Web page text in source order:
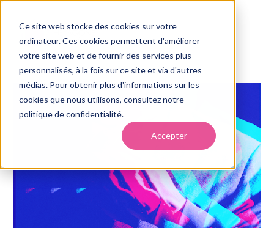
Ce site web stocke des cookies sur votre
ordinateur. Ces cookies permettent d'améliorer
votre site web et de fournir des services plus
personnalisés, à la fois sur ce site et via d'autres
médias. Pour obtenir plus d'informations sur les
cookies que nous utilisons, consultez notre
politique de confidentialité.
Accepter